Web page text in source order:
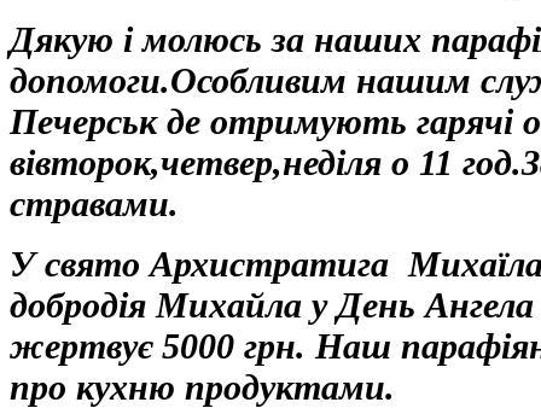
Дякую і молюсь за наших
допомоги.Особливим нашим
Печерськ де отримують гарячі
вівторок,четвер,неділя о 11
стравами.
У свято Архистратига Михаїла
добродія Михайла у День
жертвує 5000 грн. Наш
про кухню продуктами.